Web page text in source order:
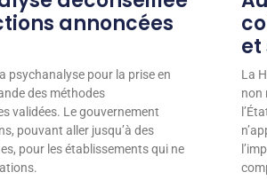
annoncées
psychanalyse pour la prise en
des méthodes
validées. Le gouvernement
pouvant aller jusqu’à des
pour les établissements qui ne
et
La
non